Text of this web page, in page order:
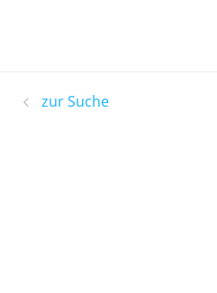
zur Suche